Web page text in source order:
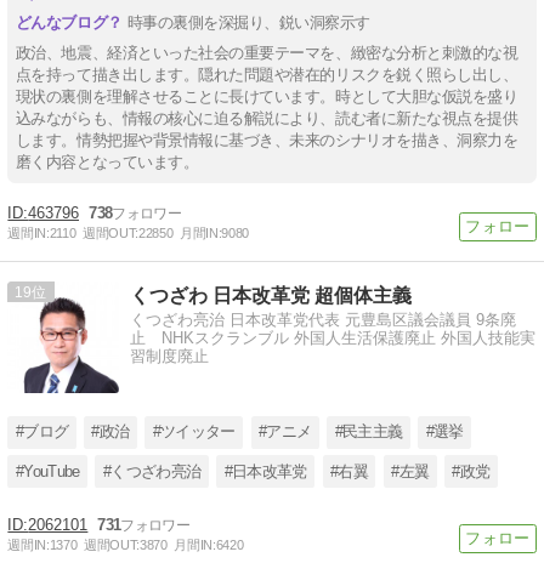
時事の裏側を深掘り、鋭い洞察示す
政治、地震、経済といった社会の重要テーマを、緻密な分析と刺激的な視
点を持って描き出します。隠れた問題や潜在的リスクを鋭く照らし出し、
現状の裏側を理解させることに長けています。時として大胆な仮説を盛り
込みながらも、情報の核心に迫る解説により、読む者に新たな視点を提供
します。情勢把握や背景情報に基づき、未来のシナリオを描き、洞察力を
磨く内容となっています。
463796 738
週間IN:2110 週間OUT:22850 月間IN:9080
19 くつざわ 日本改革党 超個体主義
くつざわ亮治 日本改革党代表 元豊島区議会議員 9条廃
止 NHKスクランブル 外国人生活保護廃止 外国人技能実
習制度廃止
#ブログ #政治 #ツイッター #アニメ #民主主義 #選挙
#YouTube #くつざわ亮治 #日本改革党 #右翼 #左翼 #政党
2062101 731
週間IN:1370 週間OUT:3870 月間IN:6420